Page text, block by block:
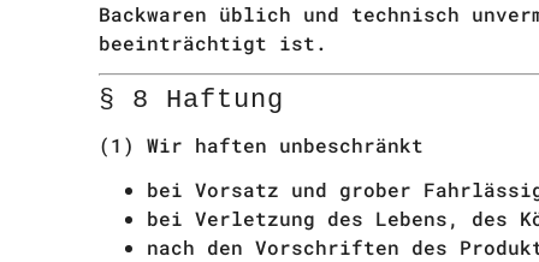
Backwaren üblich und technisch
beeinträchtigt ist.
§ 8 Haftung
(1) Wir haften unbeschränkt
bei Vorsatz und grober
bei Verletzung des Lebens, des
nach den Vorschriften des